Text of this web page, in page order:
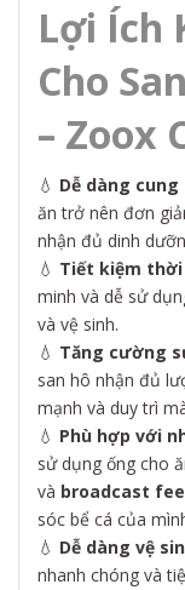
Lợi Ích
Cho
– Zoox
💧 Dễ dàng
ăn trở nên đơn
nhận đủ dinh
💧 Tiết kiệm
minh và dễ sử
và vệ sinh.
💧 Tăng cường
san hô nhận đủ
mạnh và duy trì
💧 Phù hợp với
sử dụng ống cho
và broadcast
sóc bể cá của
💧 Dễ dàng vệ
nhanh chóng và